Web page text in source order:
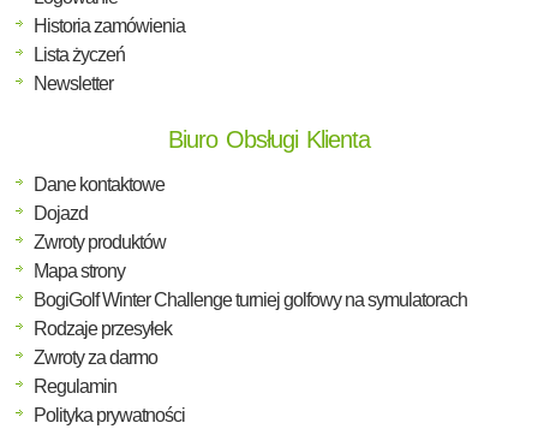
Historia zamówienia
Lista życzeń
Newsletter
Biuro Obsługi Klienta
Dane kontaktowe
Dojazd
Zwroty produktów
Mapa strony
BogiGolf Winter Challenge turniej golfowy na symulatorach
Rodzaje przesyłek
Zwroty za darmo
Regulamin
Polityka prywatności